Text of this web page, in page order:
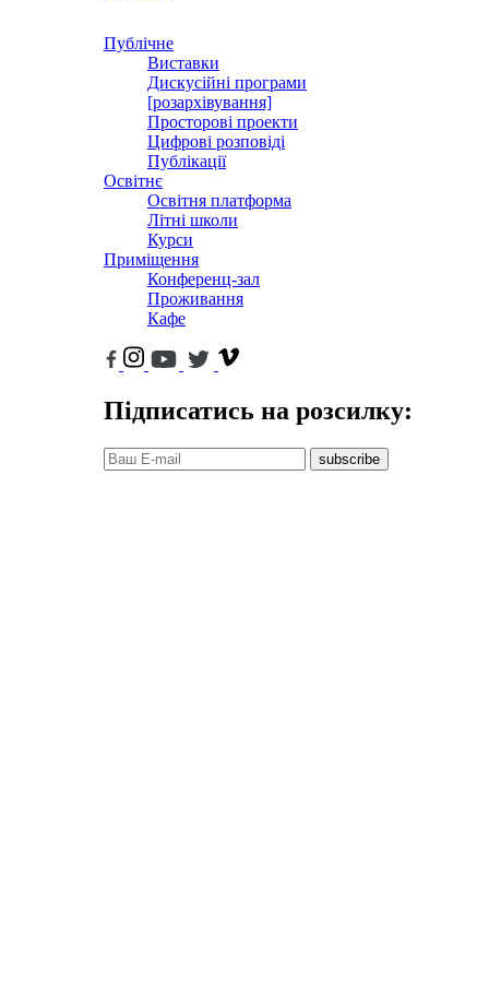
Публічне
Виставки
Дискусійні програми
[розархівування]
Просторові проекти
Цифрові розповіді
Публікації
Освітнє
Освітня платформа
Літні школи
Курси
Приміщення
Конференц-зал
Проживання
Кафе
Підписатись на розсилку:
subscribe